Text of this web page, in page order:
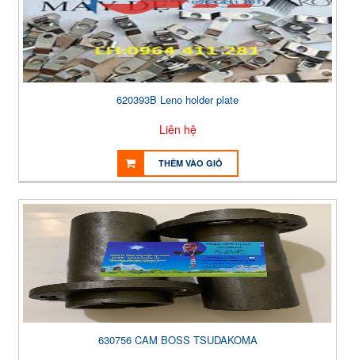
620393B Leno holder plate
Liên hệ
THÊM VÀO GIỎ
630756 CAM BOSS TSUDAKOMA